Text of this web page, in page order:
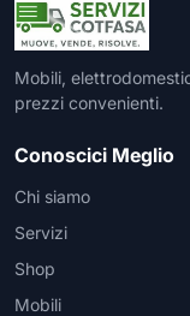
Mobili,
prezzi convenienti.
Conoscici Meglio
Chi siamo
Servizi
Shop
Mobili